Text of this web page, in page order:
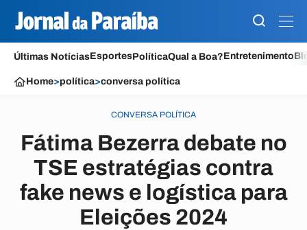
Últimas NotíciasEsportesPolíticaQual a Boa?Entretenimento
Home>política>conversa política
CONVERSA POLÍTICA
Fátima Bezerra debate no
TSE estratégias contra
fake news e logística para
Eleições 2024